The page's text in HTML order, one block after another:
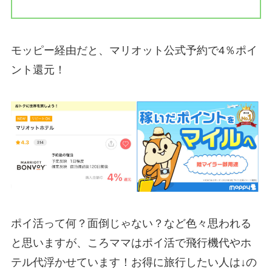
モッピー経由だと、マリオット公式予約で4％ポイ
ント還元！
ポイ活って何？面倒じゃない？など色々思われる
と思いますが、ころママはポイ活で飛行機代やホ
テル代浮かせています！お得に旅行したい人は↓の